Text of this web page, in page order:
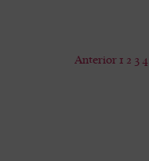
Anterior 1 2 3 4